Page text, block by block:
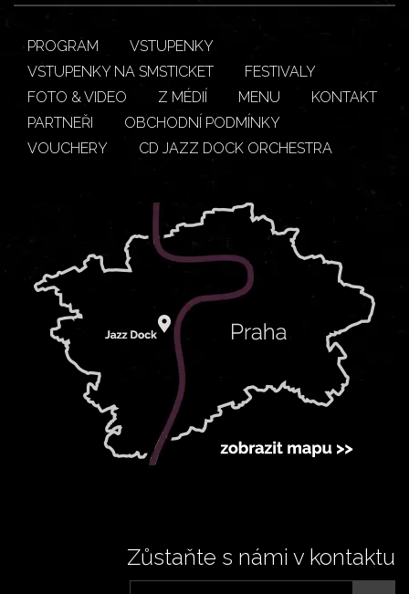
PROGRAM
VSTUPENKY
VSTUPENKY NA SMSTICKET
FESTIVALY
FOTO & VIDEO
Z MÉDIÍ MENU
KONTAKT
PARTNEŘI
OBCHODNÍ PODMÍNKY
VOUCHERY
CD JAZZ DOCK ORCHESTRA
Zůstaňte s námi v kontaktu